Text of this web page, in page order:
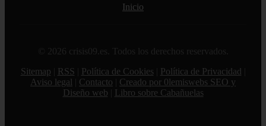
Inicio
© 2026 crisis09.es. Todos los derechos reservados.
Sitemap
RSS Política de Cookies Política de Privacidad
Aviso legal
Contacto
Creado por 0lemiswebs SEO y
Diseño web
Libro sobre Cabañuelas